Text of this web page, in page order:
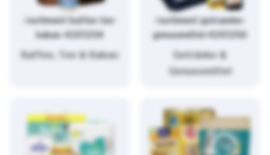
/sortiment/kaffee-tee-
kakao-4261254
Kaffee, Tee & Kakao
/sortiment/getraenke-
genussmittel-4261256
Getränke &
Genussmittel